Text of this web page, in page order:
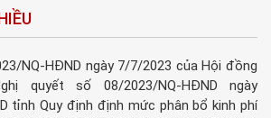
NQ-HĐND ngày 7/7/2023 của Hội đồng
quyết số 08/2023/NQ-HĐND ngày
tỉnh Quy định định mức phân bổ kinh phí